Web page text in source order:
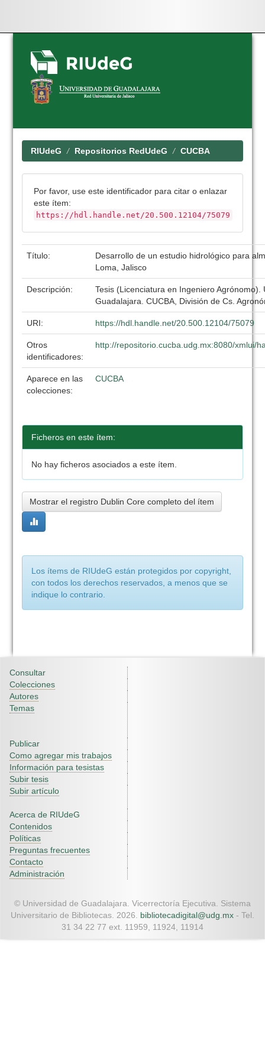
Skip
navigation
RIUdeG Repositorios RedUdeG CUCBA
Por favor, use este identificador para citar o enlazar
este ítem:
https://hdl.handle.net/20.500.12104/75079
Título:
Desarrollo de un estudio hidrológico para
Loma, Jalisco
Descripción:
Tesis (Licenciatura en Ingeniero Agrónomo).
Guadalajara. CUCBA, División de Cs.
URI: https://hdl.handle.net/20.500.12104/75079
Otros
identificadores:
http://repositorio.cucba.udg.mx:8080/xmlui/
Aparece en las
colecciones:
CUCBA
Ficheros en este ítem:
No hay ficheros asociados a este ítem.
Mostrar el registro Dublin Core completo del ítem
Los ítems de RIUdeG están protegidos por copyright,
con todos los derechos reservados, a menos que se
indique lo contrario.
Consultar
Colecciones
Autores
Temas
Publicar
Como agregar mis trabajos
Información para tesistas
Subir tesis
Subir artículo
Acerca de RIUdeG
Contenidos
Políticas
Preguntas frecuentes
Contacto
Administración
© Universidad de Guadalajara. Vicerrectoría Ejecutiva. Sistema
Universitario de Bibliotecas. 2026. bibliotecadigital@udg.mx - Tel.
31 34 22 77 ext. 11959, 11924, 11914